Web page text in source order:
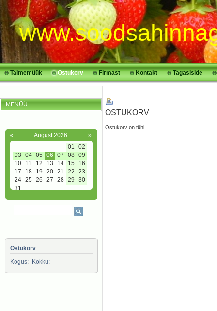
Taimemüük Ostukorv Firmast Kontakt Tagasiside
MENÜÜ
« August 2026
»
01
02
03
04 05 06 07 08
09
10
11 12 13 14 15
16
17
18 19 20 21 22
23
24
25 26 27 28 29
30
31
Ostukorv
Kogus:
Kokku:
OSTUKORV
Ostukorv on tühi